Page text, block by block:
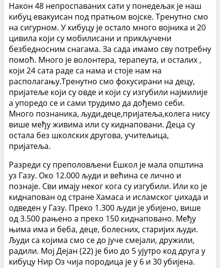
Након 48 непроспаваних сати у понедељак је наш
кибуц евакуисан под пратњом војске. Тренутно смо
на сигурном. У кибуцу је остало много војника и 20
цивила који су мобилисани и прикључени
безбедносним снагама. За сада имамо сву потребну
помоћ. Много је волонтера, терапеута, и осталих ,
који 24 сата раде са нама и стоје нам на
располагању.Тренутно смо фокусирани на децу,
пријатеље који су овде и који су изгубили најмилије
а упоредо се и сами трудимо да дођемо себи.
Много познаника, људи,деце,пријатеља,колега нису
више међу живима или су киднаповани. Деца су
остала без школских другова, учитељица,
пријатеља.
Разреди су преполовљени Ешкол је мала општина
уз Газу. Око 12.000 људи и већина се лично и
познаје. Сви имају неког кога су изгубили. Или ко је
киднапован од стране Хамаса и исламског џихада и
одведен у Газу. Преко 1.300 људи је убијено, више
од 3.500 рањено а преко 150 киднаповано. Међу
њима има и беба, деце, болесних, старијих људи.
Људи са којима смо се до јуче смејали, дружили,
радили. Мој Дејан (22) је био до 5 ујутро код друга у
кибуцу Нир Оз чија породица је у 6 и 30 убијена.